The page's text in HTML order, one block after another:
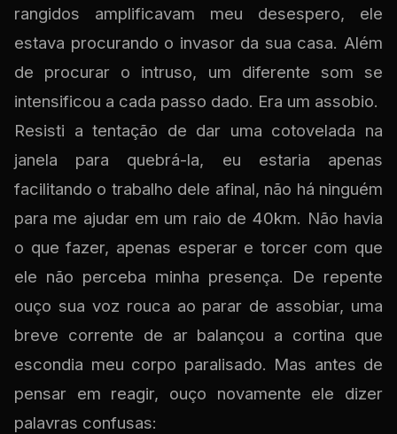
rangidos amplificavam meu desespero, ele
estava procurando o invasor da sua casa. Além
de procurar o intruso, um diferente som se
intensificou a cada passo dado. Era um assobio.
Resisti a tentação de dar uma cotovelada na
janela para quebrá-la, eu estaria apenas
facilitando o trabalho dele afinal, não há ninguém
para me ajudar em um raio de 40km. Não havia
o que fazer, apenas esperar e torcer com que
ele não perceba minha presença. De repente
ouço sua voz rouca ao parar de assobiar, uma
breve corrente de ar balançou a cortina que
escondia meu corpo paralisado. Mas antes de
pensar em reagir, ouço novamente ele dizer
palavras confusas: